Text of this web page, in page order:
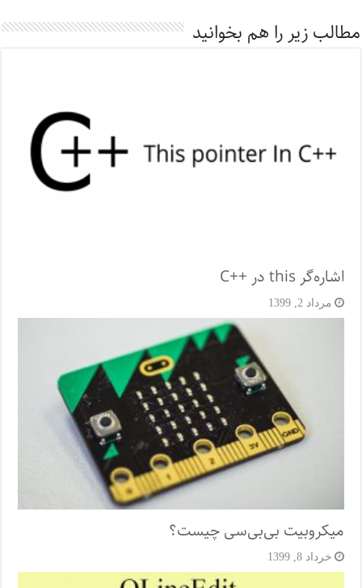
مطالب زیر را هم بخوانید
اشاره‌گر this در ++C
مرداد 2, 1399
میکروبیت بی‌بی‌سی چیست؟
خرداد 8, 1399